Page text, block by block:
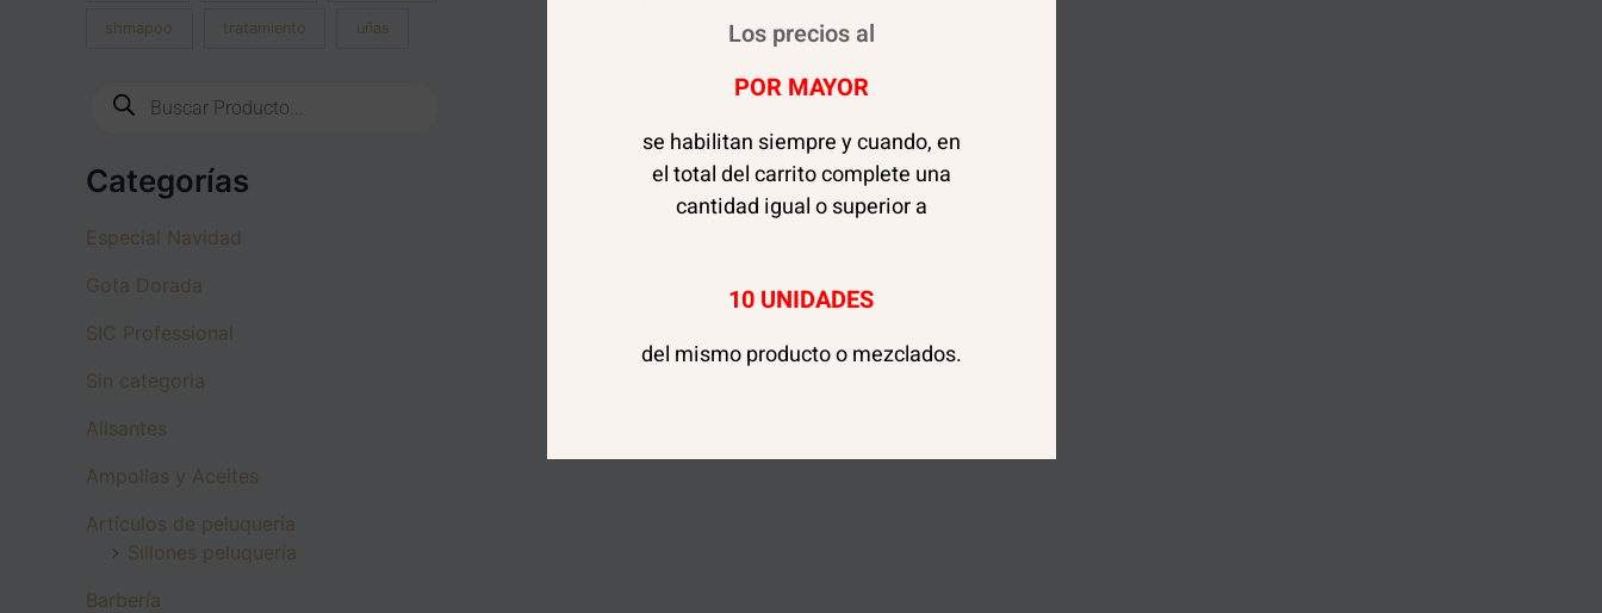
shmapoo tratamiento uñas
u
s
a
c
Categorías
Especial Navidad
Gota Dorada
SIC Professional
Sin categoria
Alisantes
Ampollas y Aceites
Artículos de peluquería
Sillones peluquería
Barbería
Los precios al
POR MAYOR
se habilitan siempre y cuando, en
el total del carrito complete una
cantidad igual o superior a
10 UNIDADES
del mismo producto o mezclados.